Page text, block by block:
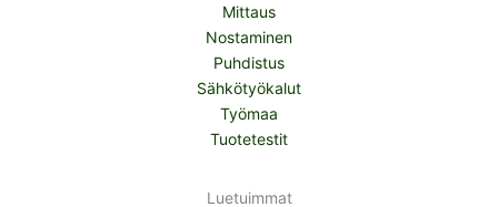
Mittaus
Nostaminen
Puhdistus
Sähkötyökalut
Työmaa
Tuotetestit
Luetuimmat